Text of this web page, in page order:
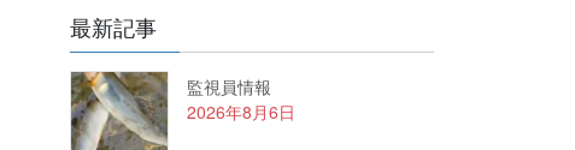
最新記事
監視員情報
2026年8月6日